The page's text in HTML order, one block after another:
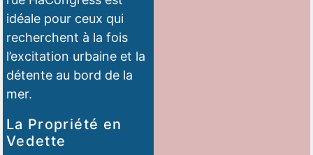
idéale pour ceux qui
recherchent à la fois
l’excitation urbaine et la
détente au bord de la
mer.
La Propriété en
Vedette